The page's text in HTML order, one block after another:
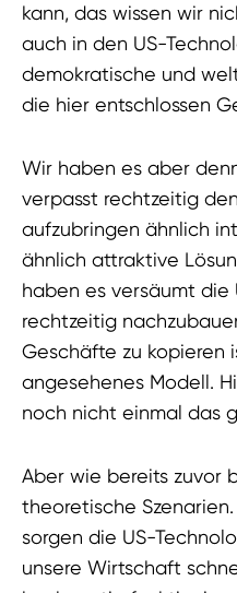
kann, das wissen wir
auch in den US-
demokratische und
die hier entschlossen
Wir haben es aber
verpasst rechtzeitig
aufzubringen ähnlich
ähnlich attraktive
haben es versäumt die
rechtzeitig
Geschäfte zu kopieren
angesehenes Modell.
noch nicht einmal das
Aber wie bereits zuvor
theoretische
sorgen die US-
unsere Wirtschaft